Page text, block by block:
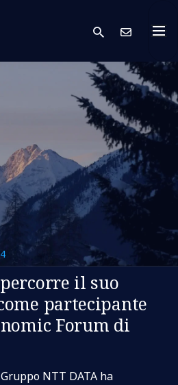
search
il suo
partecipante
Forum di
NTT DATA ha